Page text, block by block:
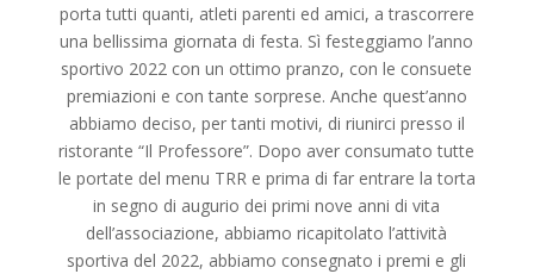
porta tutti quanti, atleti parenti ed amici, a trascorrere
una bellissima giornata di festa. Sì festeggiamo l’anno
sportivo 2022 con un ottimo pranzo, con le consuete
premiazioni e con tante sorprese. Anche quest’anno
abbiamo deciso, per tanti motivi, di riunirci presso il
ristorante “Il Professore”. Dopo aver consumato tutte
le portate del menu TRR e prima di far entrare la torta
in segno di augurio dei primi nove anni di vita
dell’associazione, abbiamo ricapitolato l’attività
sportiva del 2022, abbiamo consegnato i premi e gli